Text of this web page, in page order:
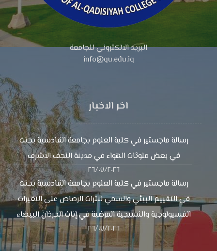
البريد الالكتروني للجامعة
info@qu.edu.iq
اخر الاخبار
رسالة ماجستير في كلية العلوم بجامعة القادسية بحثت
في بعض ملوثات الهواء في مدينة النجف الاشرف
٢٦/٠٧/٢٠٢٦
رسالة ماجستير في كلية العلوم بجامعة القادسية بحثت
في التقييم البيئي والسمي لنترات الرصاص على التغيرات
الفسيولوجية والنسيجية المرضية في إناث الجرذان البيضاء
٢٦/٠٧/٢٠٢٦